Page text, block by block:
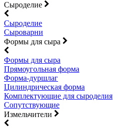
Сыроделие
Сыроделие
Сыроварни
Формы для сыра
Формы для сыра
Прямоугольная форма
Форма-дуршлаг
Цилиндрическая форма
Комплектующие для сыроделия
Сопутствующие
Измельчители